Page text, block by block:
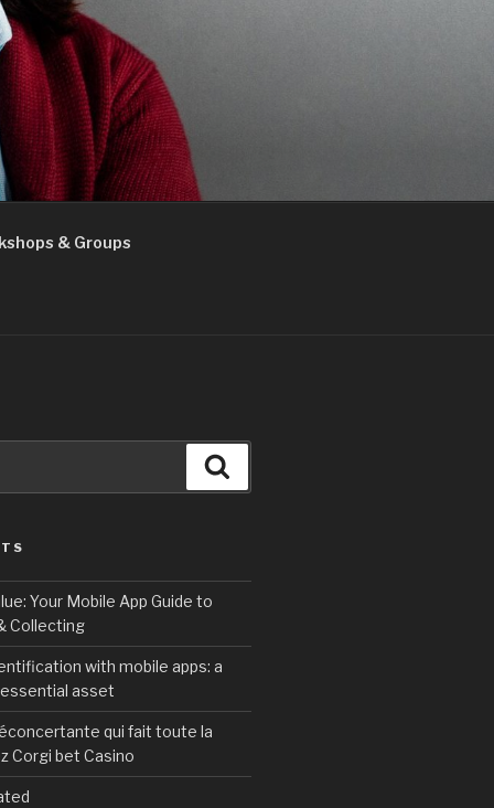
& Groups
Your Mobile App Guide to
Collecting
with mobile apps: a
asset
qui fait toute la
Corgi bet Casino